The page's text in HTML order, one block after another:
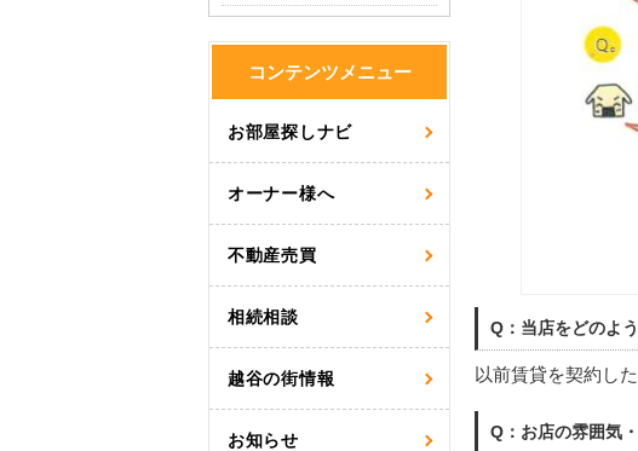
Q：当店をどのよ
以前賃貸を契約し
Q：お店の雰囲気
コンテンツメニュー
お部屋探しナビ
オーナー様へ
不動産売買
相続相談
越谷の街情報
お知らせ